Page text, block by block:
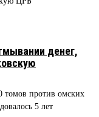
денег,
томов против омских
5 лет